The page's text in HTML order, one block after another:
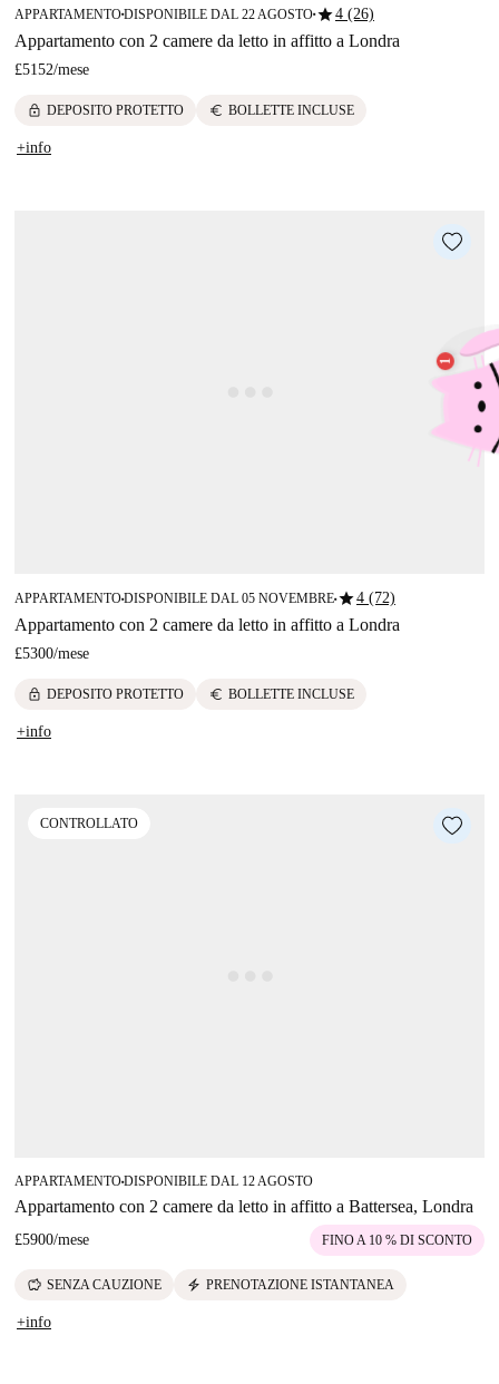
APPARTAMENTO■DISPONIBILE DAL 22 AGOSTO■star4 (26)
Appartamento con 2 camere da letto in affitto a Londra
£5152/mese
lock DEPOSITO PROTETTO euro BOLLETTE INCLUSE
+info
APPARTAMENTO■DISPONIBILE DAL 05 NOVEMBRE■star4 (72)
Appartamento con 2 camere da letto in affitto a Londra
£5300/mese
lock DEPOSITO PROTETTO euro BOLLETTE INCLUSE
+info
CONTROLLATO
APPARTAMENTO■DISPONIBILE DAL 12 AGOSTO
Appartamento con 2 camere da letto in affitto a Battersea, Londra
£5900/mese FINO A 10 % DI SCONTO
savings SENZA CAUZIONE electric_bolt PRENOTAZIONE ISTANTANEA
+info